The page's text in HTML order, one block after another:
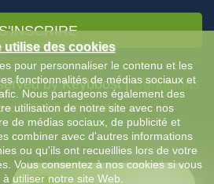
by Keyboost |Conditions
de Confidentialité
utilise des cookies
pour personnaliser le contenu et les
fonctionnalités de médias sociaux et
Nous partageons également des
utilisation de notre site avec nos
de médias sociaux, de publicité et
combiner avec d'autres informations
ou qu'ils ont recueillies lors de votre
Vous consentez à nos cookies si vous
utiliser notre site Web.